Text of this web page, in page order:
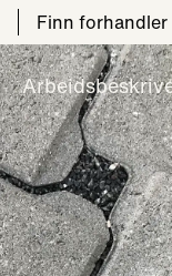
Finn forhandler